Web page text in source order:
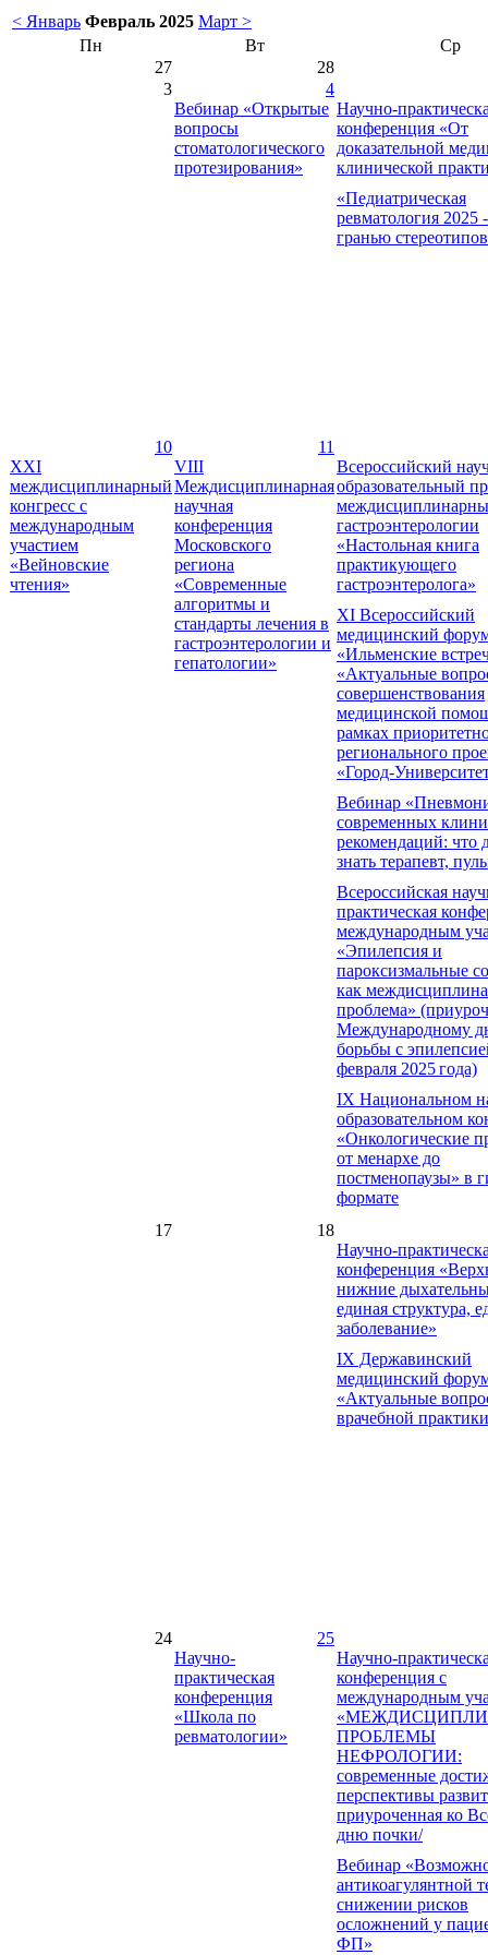
< Январь Февраль 2025 Март >
Пн
Вт
Ср
27
28
3
4
Вебинар «Открытые
вопросы
стоматологического
протезирования»
Научно-
конференция «От
доказательной
клинической
«Педиатрическая
ревматология 2025
гранью
10
XXI
междисциплинарный
конгресс с
международным
участием
«Вейновские
чтения»
11
VIII
Междисциплинарная
научная
конференция
Московского
региона
«Современные
алгоритмы и
стандарты лечения в
гастроэнтерологии и
гепатологии»
Всероссийский
образовательный
гастроэнтерологии
«Настольная книга
практикующего
гастроэнтеролога»
XI Всероссийский
медицинский
«Ильменские
«Актуальные
совершенствования
медицинской
рамках
регионального
«Город-
Вебинар
современных
рекомендаций: что
знать терапевт,
Всероссийская
практическая
международным
«Эпилепсия и
пароксизмальные
как
проблема»
Международному
борьбы с
февраля 2025 года)
IX Национальном
образовательном
«Онкологические
от менархе до
постменопаузы» в
формате
17
18
Научно-
конференция
нижние
единая структура,
заболевание»
IX Державинский
медицинский
«Актуальные
врачебной
24
25
Научно-
практическая
конференция
«Школа по
ревматологии»
Научно-
конференция с
международным
ПРОБЛЕМЫ
НЕФРОЛОГИИ:
современные
перспективы
приуроченная ко
дню почки/
Вебинар
антикоагулянтной
снижении рисков
осложнений у
ФП»